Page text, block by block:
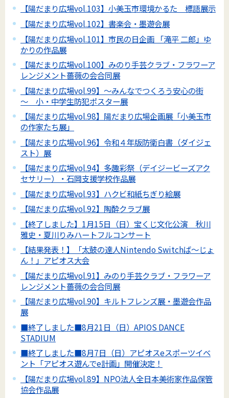
【陽だまり広場vol.103】小美玉市環境かるた 標語展示
【陽だまり広場vol.102】書楽会・墨遊会展
【陽だまり広場vol.101】市民の日企画 「滝平 二郎」ゆ
かりの作品展
【陽だまり広場vol.100】みのり手芸クラブ・フラワーア
レンジメント薔薇の会合同展
【陽だまり広場vol.99】～みんなでつくろう安心の街
～ 小・中学生防犯ポスター展
【陽だまり広場vol.98】陽だまり広場企画展「小美玉市
の作家たち展」
【陽だまり広場vol.96】令和４年版防衛白書（ダイジェ
スト）展
【陽だまり広場vol.94】多趣彩祭（デイジービーズアク
セサリー）・石岡支援学校作品展
【陽だまり広場vol.93】ハクビ和紙ちぎり絵展
【陽だまり広場vol.92】陶酔クラブ展
【終了しました】1月15日（日）宝くじ文化公演 秋川
雅史・夏川りみハートフルコンサート
【結果発表！】「太鼓の達人Nintendo Switchば～じょ
ん！」アピオス大会
【陽だまり広場vol.91】みのり手芸クラブ・フラワーア
レンジメント薔薇の会合同展
【陽だまり広場vol.90】キルトフレンズ展・墨遊会作品
展
■終了しました■8月21日（日）APIOS DANCE
STADIUM
■終了しました■8月7日（日）アピオスeスポーツイベ
ント「アピオス遊んでe計画」開催決定！
【陽だまり広場vol.89】NPO法人全日本美術家作品保管
協会作品展